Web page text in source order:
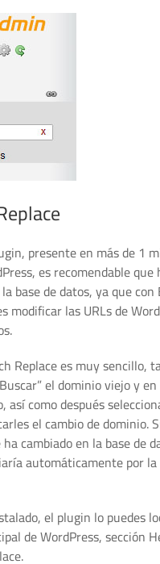
presente en más de 1
es recomendable que
base de datos, ya que
modificar las URLs de
Replace es muy sencillo,
el dominio viejo y
así como después
el cambio de dominio.
cambiado en la base de
automáticamente por
el plugin lo puedes
de WordPress, sección